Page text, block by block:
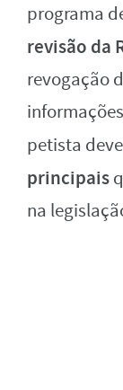
programa
revisão da
revogação
petista
principais
na